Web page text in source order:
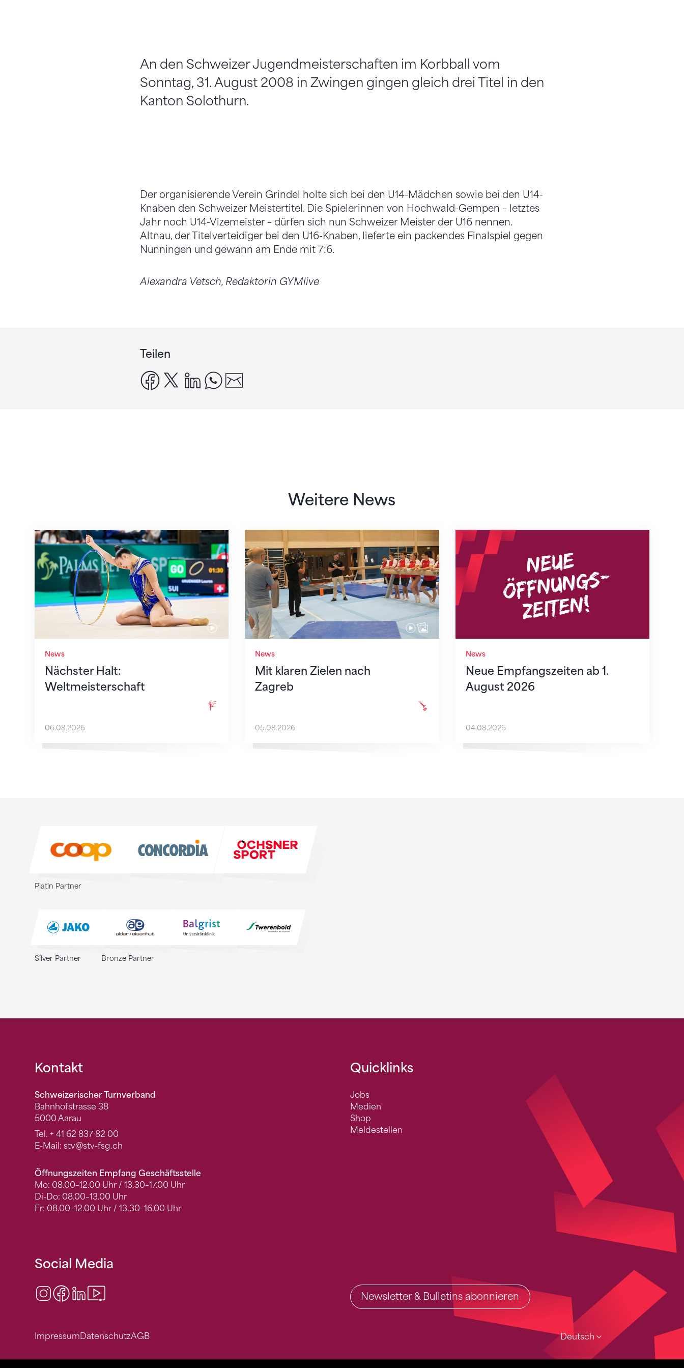
An den Schweizer Jugendmeisterschaften im Korbball vom
Sonntag, 31. August 2008 in Zwingen gingen gleich drei Titel in den
Kanton Solothurn.
Der organisierende Verein Grindel holte sich bei den U14-Mädchen sowie bei den U14-
Knaben den Schweizer Meistertitel. Die Spielerinnen von Hochwald-Gempen – letztes
Jahr noch U14-Vizemeister – dürfen sich nun Schweizer Meister der U16 nennen.
Altnau, der Titelverteidiger bei den U16-Knaben, lieferte ein packendes Finalspiel gegen
Nunningen und gewann am Ende mit 7:6.
Alexandra Vetsch, Redaktorin GYMlive
Teilen
facebook
x linkedinwhatsapp
Weitere News
News
Nächster Halt:
Weltmeisterschaft
Nächster Halt: Weltmeisterschaft
06.08.2026
News
Mit klaren Zielen nach
Zagreb
Mit klaren Zielen nach Zagreb
05.08.2026
News
Neue Empfangszeiten ab 1.
August 2026
Neue Empfangszeiten ab 1. August 2026
04.08.2026
Platin Partner
Silver Partner Bronze Partner
Fusszeile
Kontakt
Schweizerischer Turnverband
Bahnhofstrasse 38
5000 Aarau
Tel. + 41 62 837 82 00
E-Mail: stv@stv-fsg.ch
Öffnungszeiten Empfang Geschäftsstelle
Mo: 08.00–12.00 Uhr / 13.30–17.00 Uhr
Di-Do: 08.00–13.00 Uhr
Fr: 08.00–12.00 Uhr / 13.30–16.00 Uhr
Quicklinks
Jobs
Medien
Shop
Meldestellen
Deutsch
Social Media
Instagram
Facebook
LinkedIn Newsletter & Bulletins abonnieren
ImpressumDatenschutzAGB